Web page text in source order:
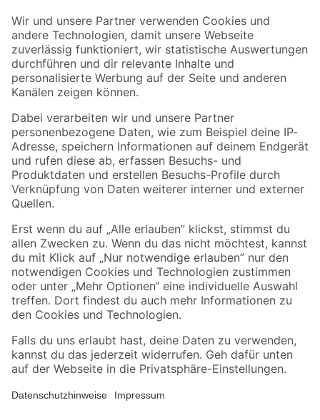
Der toom Newsletter: Keine Angebote und Aktionen mehr verpassen!
Zur Newsletter Anmeldung
Folge uns
Zahlungsarten Versandarten
Sicher einkaufen
Jetzt die toom-App herunterladen
Alle Preisangaben in EUR inkl. gesetzl. MwSt.. Die dargestellten Angebote sind unter
Umständen nicht in allen Märkten verfügbar. Die angegebenen Verfügbarkeiten beziehen
Produkte nur solange der Vorrat reicht.
*Paketversand ab 59 € versandkostenfrei, gilt nicht für Artikel mit Speditionsversand, hier